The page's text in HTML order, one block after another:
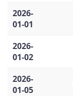
2026-
01-01
2026-
01-02
2026-
01-05